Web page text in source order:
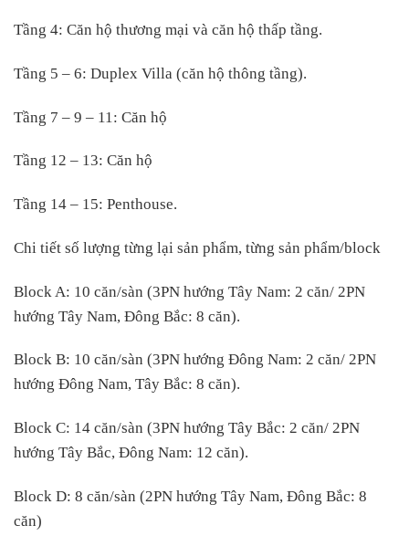
Tầng 4: Căn hộ thương mại và căn hộ thấp tầng.
Tầng 5 – 6: Duplex Villa (căn hộ thông tầng).
Tầng 7 – 9 – 11: Căn hộ
Tầng 12 – 13: Căn hộ
Tầng 14 – 15: Penthouse.
Chi tiết số lượng từng lại sản phẩm, từng sản phẩm/block
Block A: 10 căn/sàn (3PN hướng Tây Nam: 2 căn/ 2PN
hướng Tây Nam, Đông Bắc: 8 căn).
Block B: 10 căn/sàn (3PN hướng Đông Nam: 2 căn/ 2PN
hướng Đông Nam, Tây Bắc: 8 căn).
Block C: 14 căn/sàn (3PN hướng Tây Bắc: 2 căn/ 2PN
hướng Tây Bắc, Đông Nam: 12 căn).
Block D: 8 căn/sàn (2PN hướng Tây Nam, Đông Bắc: 8
căn)